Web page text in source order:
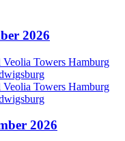
2026
Towers Hamburg
Towers Hamburg
2026